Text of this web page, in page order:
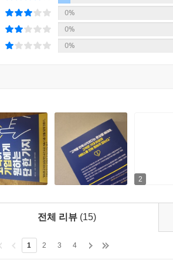
에는 고객이 적은 노력으로 편하게 거래할
요구하는지 이해하고 이에 맞춰 제공하
될 실질적인 조언으로 가득하다.
0%
0%
0%
2
전체 리뷰 (15)
1 2 3 4